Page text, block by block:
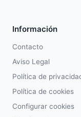
Información
Contacto
Aviso Legal
Política de
Política de cookies
Configurar cookies